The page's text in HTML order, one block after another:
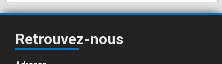
Retrouvez-nous